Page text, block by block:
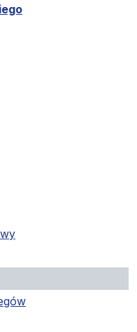
Czas przejazdu między